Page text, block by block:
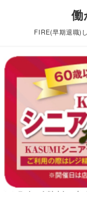
働
FIRE(早期退職)